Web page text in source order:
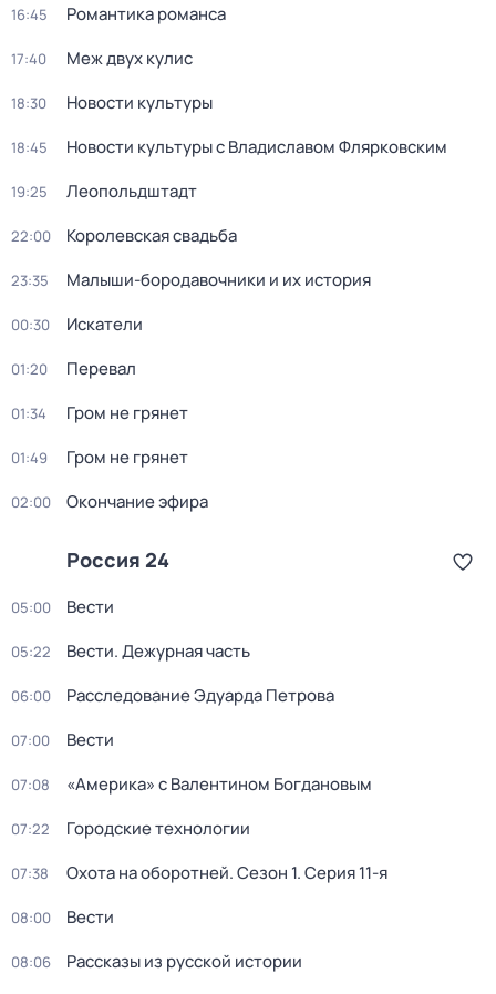
16:45 Романтика романса
17:40 Меж двух кулис
18:30 Новости культуры
18:45 Новости культуры с Владиславом Флярковским
19:25 Леопольдштадт
22:00 Королевская свадьба
23:35 Малыши-бородавочники и их история
00:30 Искатели
01:20 Перевал
01:34 Гром не грянет
01:49 Гром не грянет
02:00 Окончание эфира
Россия 24
05:00 Вести
05:22 Вести. Дежурная часть
06:00 Расследование Эдуарда Петрова
07:00 Вести
07:08 «Америка» с Валентином Богдановым
07:22 Городские технологии
07:38 Охота на оборотней. Сезон 1. Серия 11-я
08:00 Вести
08:06 Рассказы из русской истории